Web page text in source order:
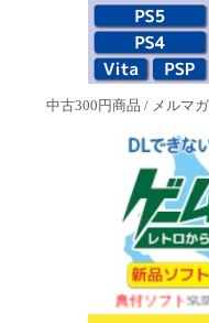
中古300円商品 / メルマ
1983特典付ソフトSUPERや